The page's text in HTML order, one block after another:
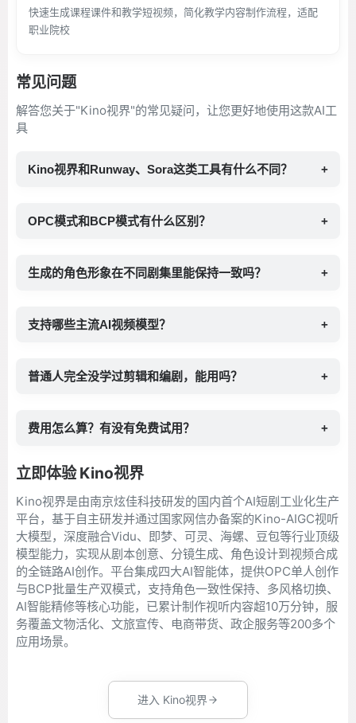
快速生成课程课件和教学短视频，简化教学内容制作流程，适配
职业院校
常见问题
解答您关于"Kino视界"的常见疑问，让您更好地使用这款AI工
具
Kino视界和Runway、Sora这类工具有什么不同？ +
OPC模式和BCP模式有什么区别？ +
生成的角色形象在不同剧集里能保持一致吗？ +
支持哪些主流AI视频模型？ +
普通人完全没学过剪辑和编剧，能用吗？ +
费用怎么算？有没有免费试用？ +
立即体验 Kino视界
Kino视界是由南京炫佳科技研发的国内首个AI短剧工业化生产
平台，基于自主研发并通过国家网信办备案的Kino-AIGC视听
大模型，深度融合Vidu、即梦、可灵、海螺、豆包等行业顶级
模型能力，实现从剧本创意、分镜生成、角色设计到视频合成
的全链路AI创作。平台集成四大AI智能体，提供OPC单人创作
与BCP批量生产双模式，支持角色一致性保持、多风格切换、
AI智能精修等核心功能，已累计制作视听内容超10万分钟，服
务覆盖文物活化、文旅宣传、电商带货、政企服务等200多个
应用场景。
进入 Kino视界